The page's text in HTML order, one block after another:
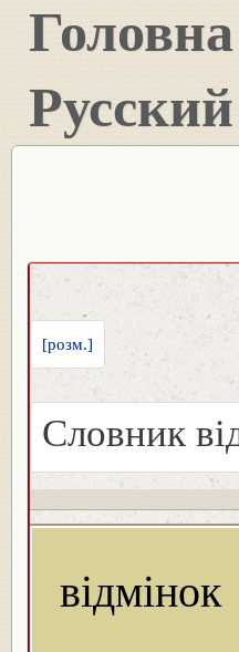
Головна
Русский
[розм.]
Словник
відмінок